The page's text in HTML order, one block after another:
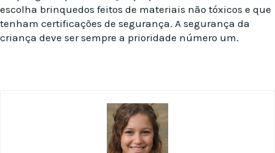
escolha brinquedos feitos de materiais não tóxicos e que
tenham certificações de segurança. A segurança da
criança deve ser sempre a prioridade número um.